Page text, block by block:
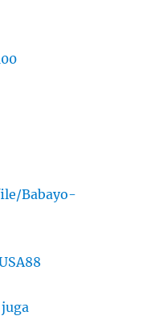
Babayo-